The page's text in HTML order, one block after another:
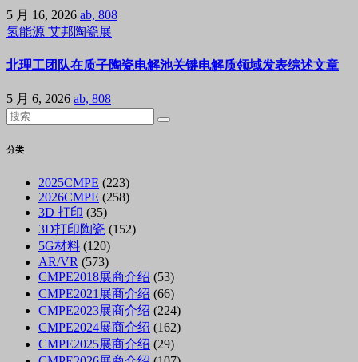
5 月 16, 2026 ab, 808
氢能源 艾邦陶瓷展
北理工团队在质子陶瓷电解池关键电解质领域发表综述文章
5 月 6, 2026 ab, 808
分类
2025CMPE (223)
2026CMPE (258)
3D 打印 (35)
3D打印陶瓷 (152)
5G材料 (120)
AR/VR (573)
CMPE2018展商介绍 (53)
CMPE2021展商介绍 (66)
CMPE2023展商介绍 (224)
CMPE2024展商介绍 (162)
CMPE2025展商介绍 (29)